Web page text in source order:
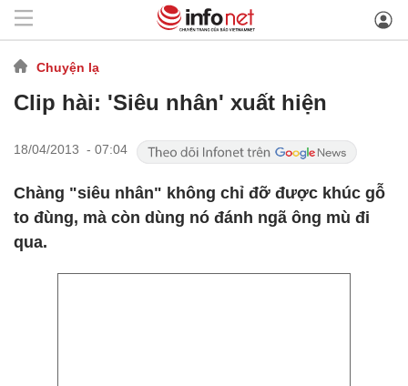
Chuyện lạ
Clip hài: 'Siêu nhân' xuất hiện
18/04/2013 - 07:04
Chàng "siêu nhân" không chỉ đỡ được khúc gỗ
to đùng, mà còn dùng nó đánh ngã ông mù đi
qua.